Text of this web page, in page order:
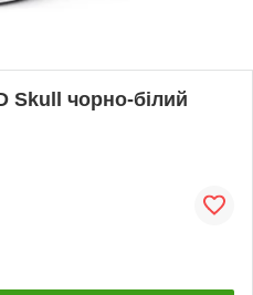
Skull чорно-білий